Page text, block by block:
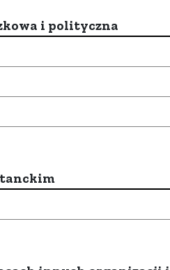
i polityczna